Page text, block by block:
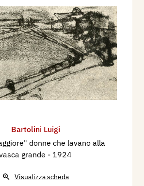
Bartolini Luigi
donne che lavano alla
grande - 1924
Visualizza scheda